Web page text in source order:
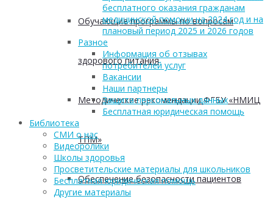
Обучающие программы по вопросам
здорового питания
Методические рекомендации ФГБУ «НМИЦ
ТПМ»
Обеспечение безопасности пациентов
бесплатного оказания гражданам
медицинской помощи на 2024 год и на
плановый период 2025 и 2026 годов
Разное
Информация об отзывах
потребителей услуг
Вакансии
Наши партнеры
Защита персональных данных
Бесплатная юридическая помощь
Библиотека
СМИ о нас
Видеоролики
Школы здоровья
Просветительские материалы для школьников
Бесплатная юридическая помощь
Другие материалы